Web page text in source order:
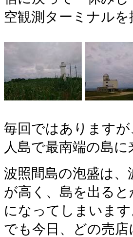
空観測ターミナル
毎回ではあります
人島で最南端の島
波照間島の泡盛は
が高く、島を出る
になってしまいます
でも今日、どの売